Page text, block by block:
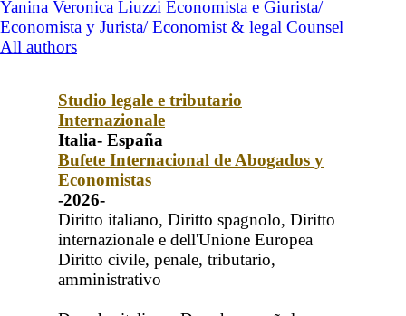
Yanina Veronica Liuzzi Economista e Giurista/
Economista y Jurista/ Economist & legal Counsel
All authors
Studio legale e tributario
Internazionale
Italia- España
Bufete Internacional de Abogados y
Economistas
-2026-
Diritto italiano, Diritto spagnolo, Diritto
internazionale e dell'Unione Europea
Diritto civile, penale, tributario,
amministrativo